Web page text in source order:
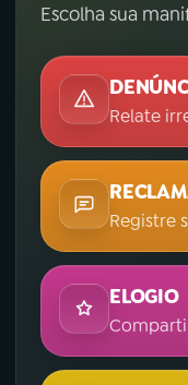
Escolha sua
Relate
Registre
ELOGIO